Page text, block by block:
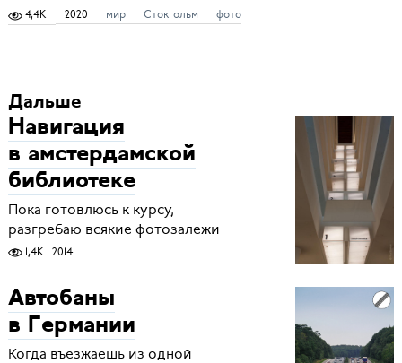
4,4K 2020 мир Стокгольм фото
Дальше
Навигация
в амстердамской
библиотеке
Пока готовлюсь к курсу,
разгребаю всякие фотозалежи
1,4K 2014
Автобаны
в Германии
Когда въезжаешь из одной